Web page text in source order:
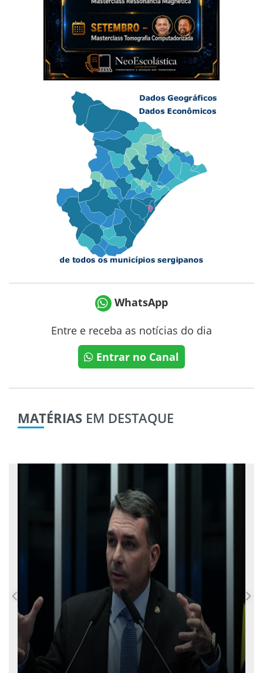
WhatsApp
Entre e receba as notícias do dia
Entrar no Canal
MATÉRIAS EM DESTAQUE